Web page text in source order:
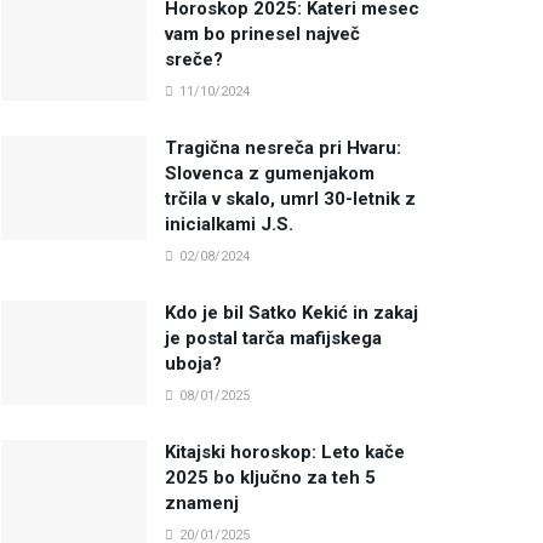
Horoskop 2025: Kateri mesec
vam bo prinesel največ
sreče?
11/10/2024
Tragična nesreča pri Hvaru:
Slovenca z gumenjakom
trčila v skalo, umrl 30-letnik z
inicialkami J.S.
02/08/2024
Kdo je bil Satko Kekić in zakaj
je postal tarča mafijskega
uboja?
08/01/2025
Kitajski horoskop: Leto kače
2025 bo ključno za teh 5
znamenj
20/01/2025